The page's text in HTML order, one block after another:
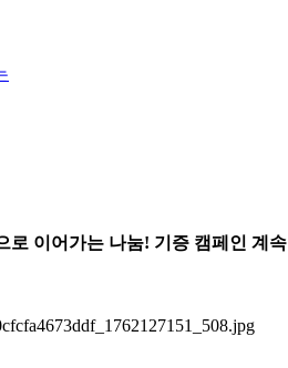
로 이어가는 나눔! 기증 캠페인 계속